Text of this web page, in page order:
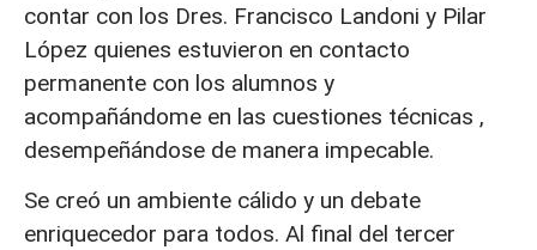
contar con los Dres. Francisco Landoni y Pilar
López quienes estuvieron en contacto
permanente con los alumnos y
acompañándome en las cuestiones técnicas ,
desempeñándose de manera impecable.
Se creó un ambiente cálido y un debate
enriquecedor para todos. Al final del tercer